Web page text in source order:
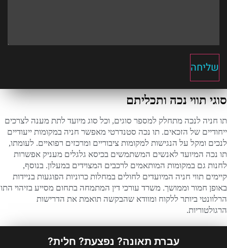
שליחה
סוגי תווי נכה ותכליתם
תו חניה לנכה מתחלק למספר סוגים, וכל סוג מיועד לתת מענה לצרכים
ייחודיים של הזכאים. תו נכה סטנדרטי מאפשר חניה במקומות ייעודיים
לנכים ומקל על הנגישות למקומות ציבוריים ומרכזים רפואיים. לעומתו,
תו נכה המיועד לאנשים המשתמשים בכיסא גלגלים מעניק אפשרות
לחנות גם במקומות המותאמים לרכבים המצוידים במעלון. בנוסף,
קיימים תווי חניה המיועדים לחולים במחלות כרוניות הפוגעות בניידות
באופן חמור וממושך. משרד עורכי דין המתמחה בתחום מסייע בזיהוי התו
הרלוונטי ביותר ללקוח ומוודא שהבקשה תואמת את הדרישות
הרגולטוריות.
עברת תאונה? נפצעת? חלית?